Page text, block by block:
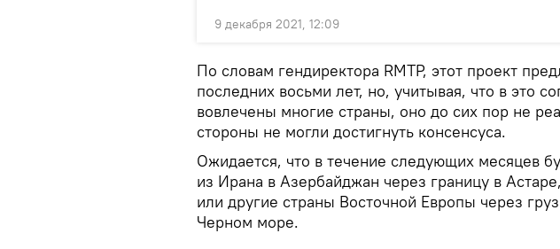
9 декабря 2021, 12:09
По словам гендиректора RMTP, этот проект
последних восьми лет, но, учитывая, что в это
вовлечены многие страны, оно до сих пор не
стороны не могли достигнуть консенсуса.
Ожидается, что в течение следующих месяцев
из Ирана в Азербайджан через границу в
или другие страны Восточной Европы через
Черном море.